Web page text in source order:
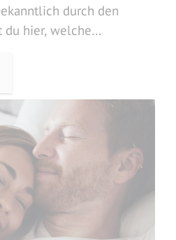
durch den
du hier, welche